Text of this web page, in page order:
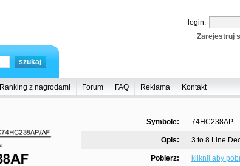
login:
Zarejestruj
Ranking z nagrodami Forum FAQ Reklama Kontakt
Symbole: 74HC238AP
Opis: 3 to 8 Line
Pobierz: kliknij aby